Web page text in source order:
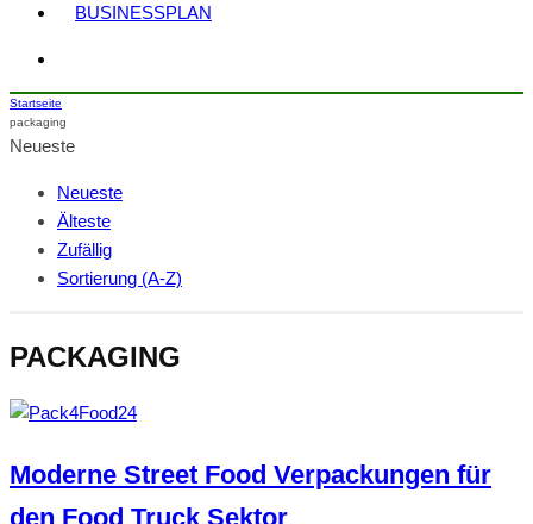
BUSINESSPLAN
Startseite
packaging
Neueste
Neueste
Älteste
Zufällig
Sortierung (A-Z)
PACKAGING
Moderne Street Food Verpackungen für
den Food Truck Sektor